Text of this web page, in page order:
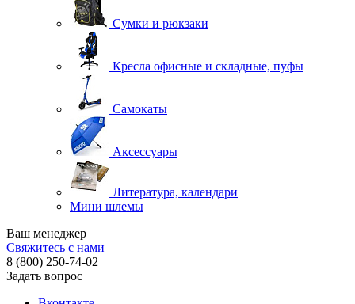
Сумки и рюкзаки
Кресла офисные и складные, пуфы
Самокаты
Аксессуары
Литература, календари
Мини шлемы
Ваш менеджер
Свяжитесь с нами
8 (800) 250-74-02
Задать вопрос